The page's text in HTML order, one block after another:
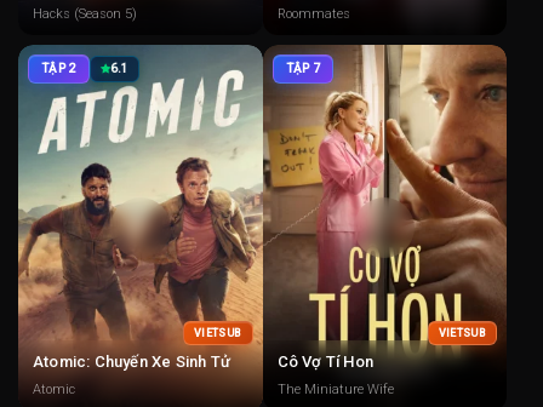
Hacks (Season 5) Roommates
TẬP 2 6.1
VIETSUB
Atomic: Chuyến Xe Sinh Tử
Atomic
TẬP 7
VIETSUB
Cô Vợ Tí Hon
The Miniature Wife